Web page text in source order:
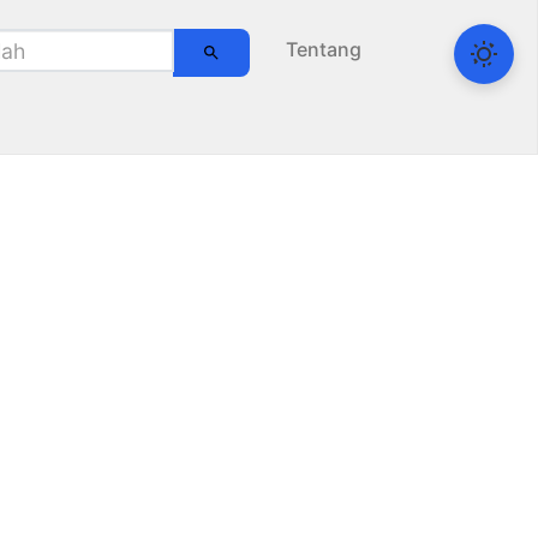
Tentang